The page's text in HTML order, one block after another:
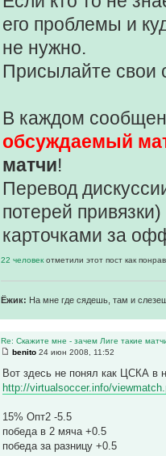
его проблемы и
не нужно.
Присылайте свои
В каждом
обсуждаемый
матчи!
Перевод
потерей
карточками за
22 человек отметили этот пост как
Ёжик: На мне где сядешь, там и
Re: Скажите мне - зачем Лиге такие
benito 24 июн 2008, 11:52
Вот здесь не понял как ЦСКА в
http://virtualsoccer.info/
15% Опт2 -5.5
победа в 2 мяча +0.5
победа за разницу +0.5